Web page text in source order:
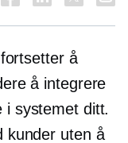
å
å integrere
i systemet ditt.
kunder uten å